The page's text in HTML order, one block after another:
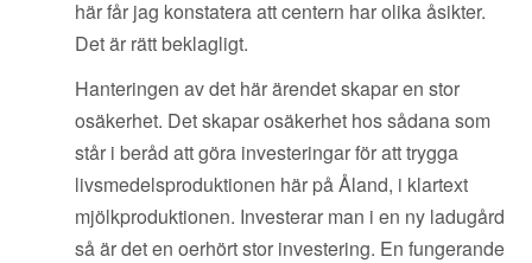
här får jag konstatera att centern har olika åsikter.
Det är rätt beklagligt.
Hanteringen av det här ärendet skapar en stor
osäkerhet. Det skapar osäkerhet hos sådana som
står i beråd att göra investeringar för att trygga
livsmedelsproduktionen här på Åland, i klartext
mjölkproduktionen. Investerar man i en ny ladugård
så är det en oerhört stor investering. En fungerande